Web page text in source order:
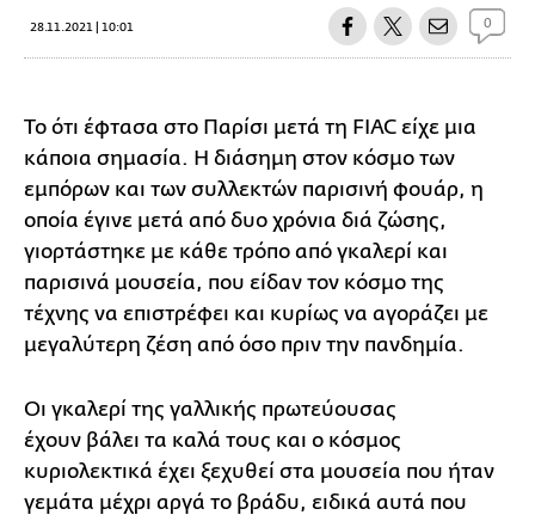
28.11.2021 | 10:01 0
Το ότι έφτασα στο Παρίσι μετά τη FIAC είχε μια
κάποια σημασία. Η διάσημη στον κόσμο των
εμπόρων και των συλλεκτών παρισινή φουάρ, η
οποία έγινε μετά από δυο χρόνια διά ζώσης,
γιορτάστηκε με κάθε τρόπο από γκαλερί και
παρισινά μουσεία, που είδαν τον κόσμο της
τέχνης να επιστρέφει και κυρίως να αγοράζει με
μεγαλύτερη ζέση από όσο πριν την πανδημία.
Οι γκαλερί της γαλλικής πρωτεύουσας
έχουν βάλει τα καλά τους και ο κόσμος
κυριολεκτικά έχει ξεχυθεί στα μουσεία που ήταν
γεμάτα μέχρι αργά το βράδυ, ειδικά αυτά που